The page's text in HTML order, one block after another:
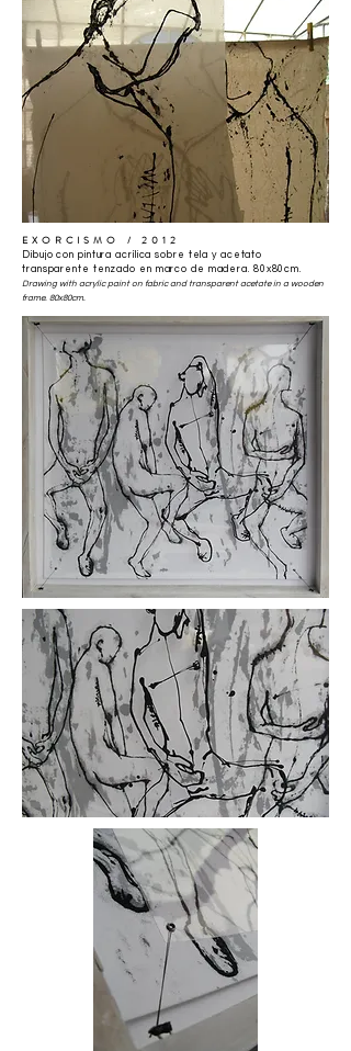
EXORCISMO / 2012
Dibujo con pintura acrílica sobre tela y acetato
transparente tenzado en marco de madera. 80x80cm.
Drawing with acrylic paint on fabric and transparent acetate in a wooden
frame. 80x80cm.